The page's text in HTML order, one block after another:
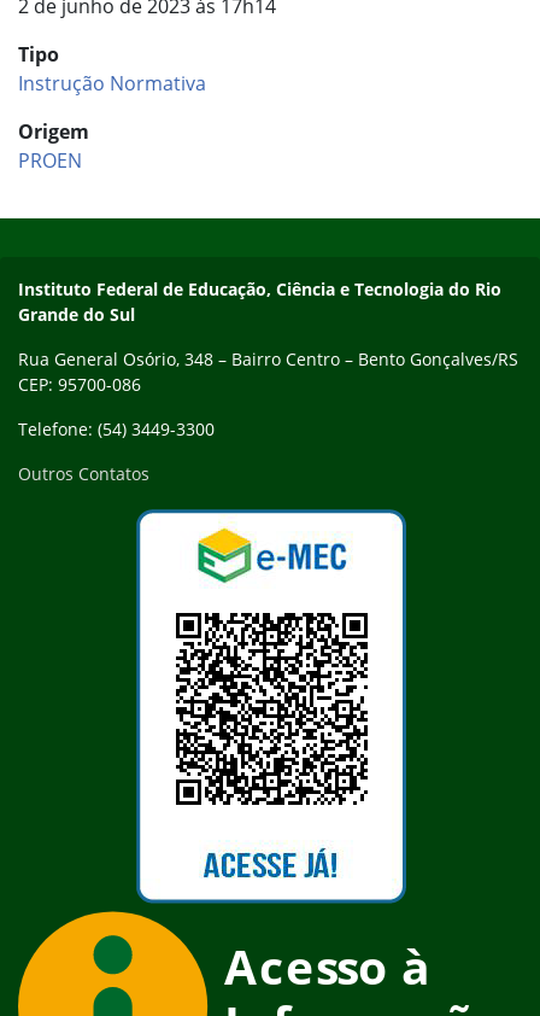
2 de junho de 2023 às 17h14
Tipo
Instrução Normativa
Origem
PROEN
Contato
Instituto Federal de Educação, Ciência e Tecnologia do Rio
Grande do Sul
Rua General Osório, 348 – Bairro Centro – Bento Gonçalves/RS
CEP: 95700-086
Telefone: (54) 3449-3300
Outros Contatos